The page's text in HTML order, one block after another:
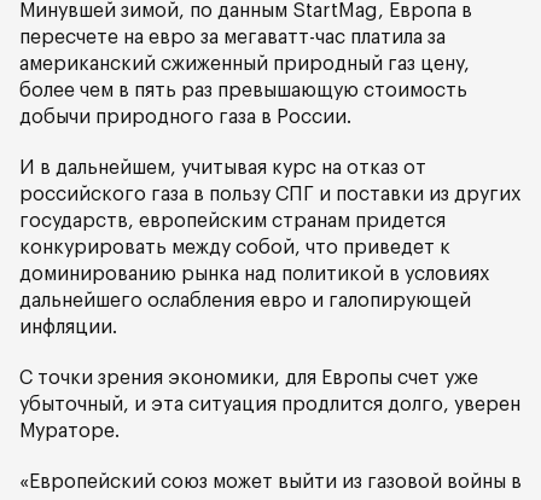
Минувшей зимой, по данным StartMag, Европа в
пересчете на евро за мегаватт-час платила за
американский сжиженный природный газ цену,
более чем в пять раз превышающую стоимость
добычи природного газа в России.
И в дальнейшем, учитывая курс на отказ от
российского газа в пользу СПГ и поставки из других
государств, европейским странам придется
конкурировать между собой, что приведет к
доминированию рынка над политикой в условиях
дальнейшего ослабления евро и галопирующей
инфляции.
С точки зрения экономики, для Европы счет уже
убыточный, и эта ситуация продлится долго, уверен
Мураторе.
«Европейский союз может выйти из газовой войны в